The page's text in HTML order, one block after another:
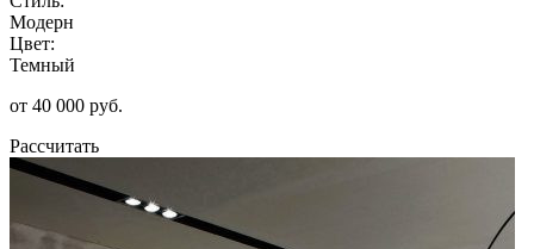
Модерн
Цвет:
Темный
от 40 000 руб.
Рассчитать